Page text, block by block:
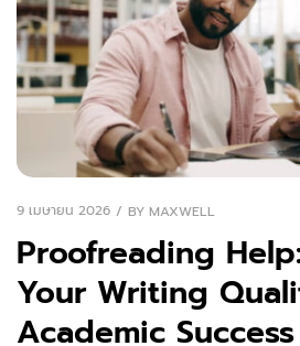
9 เมษายน 2026 BY MAXWELL
Proofreading
Your Writing
Academic Success